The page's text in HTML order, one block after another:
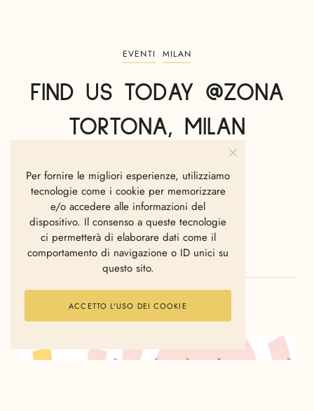
EVENTI MILAN
FIND US TODAY @ZONA
TORTONA, MILAN
POTREBBE INTERESSARTI
Per fornire le migliori esperienze, utilizziamo
tecnologie come i cookie per memorizzare
e/o accedere alle informazioni del
dispositivo. Il consenso a queste tecnologie
ci permetterà di elaborare dati come il
comportamento di navigazione o ID unici su
questo sito.
ACCETTO L'USO DEI COOKIE